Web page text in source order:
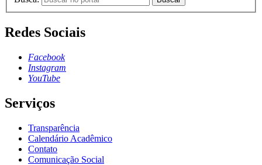
Redes Sociais
Facebook
Instagram
YouTube
Serviços
Transparência
Calendário Acadêmico
Contato
Comunicação Social